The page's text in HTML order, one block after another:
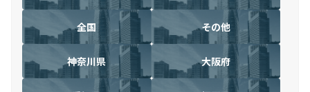
全国 その他
神奈川県 大阪府